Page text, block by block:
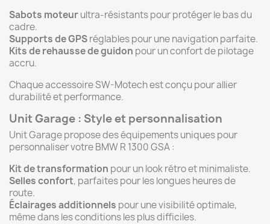
Sabots moteurultra-résistants pour protéger le bas du
cadre.
Supports de GPSréglables pour une navigation parfaite.
Kits de rehausse de guidon pour un confort de pilotage
accru.
Chaque accessoire SW-Motech est conçu pour allier
durabilité et performance.
Unit Garage : Style et personnalisation
Unit Garage propose des équipements uniques pour
personnaliser votre BMW R 1300 GSA :
Kit de transformation pour un look rétro et minimaliste.
Selles confort, parfaites pour les longues heures de
route.
Éclairages additionnels pour une visibilité optimale,
même dans les conditions les plus difficiles.